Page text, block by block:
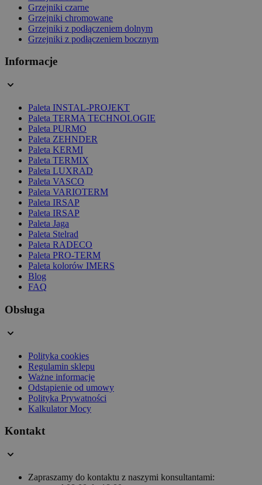
Grzejniki czarne
Grzejniki chromowane
Grzejniki z podłączeniem dolnym
Grzejniki z podłączeniem bocznym
Informacje
Paleta INSTAL-PROJEKT
Paleta TERMA TECHNOLOGIE
Paleta PURMO
Paleta ZEHNDER
Paleta KERMI
Paleta TERMIX
Paleta LUXRAD
Paleta VASCO
Paleta VARIOTERM
Paleta IRSAP
Paleta IRSAP
Paleta Jaga
Paleta Stelrad
Paleta RADECO
Paleta PRO-TERM
Paleta kolorów IMERS
Blog
FAQ
Obsługa
Polityka cookies
Regulamin sklepu
Ważne informacje
Odstąpienie od umowy
Polityka Prywatności
Kalkulator Mocy
Kontakt
Zapraszamy do kontaktu z naszymi konsultantami: